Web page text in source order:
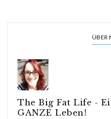
ÜBER
The Big Fat Life -
GANZE Leben!